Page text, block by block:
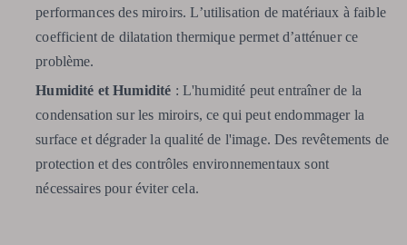
performances des miroirs. L’utilisation de matériaux à faible
coefficient de dilatation thermique permet d’atténuer ce
problème.
Humidité et Humidité : L'humidité peut entraîner de la
condensation sur les miroirs, ce qui peut endommager la
surface et dégrader la qualité de l'image. Des revêtements de
protection et des contrôles environnementaux sont
nécessaires pour éviter cela.